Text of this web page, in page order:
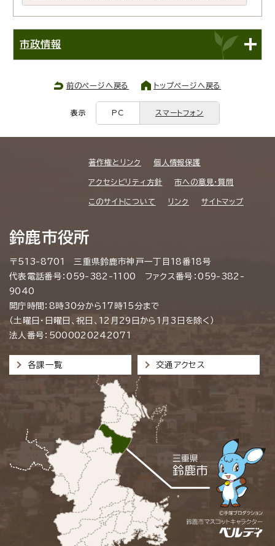
市政情報
前のページへ戻る トップページへ戻る
表示 PC スマートフォン
著作権とリンク 個人情報保護
アクセシビリティ方針 市への意見・質問
このサイトについて リンク サイトマップ
鈴鹿市役所
〒513-8701 三重県鈴鹿市神戸一丁目18番18号
代表電話番号：059-382-1100 ファクス番号：059-382-
9040
開庁時間：8時30分から17時15分まで
（土曜日・日曜日、祝日、12月29日から1月3日を除く）
法人番号：5000020242071
各課一覧 交通アクセス